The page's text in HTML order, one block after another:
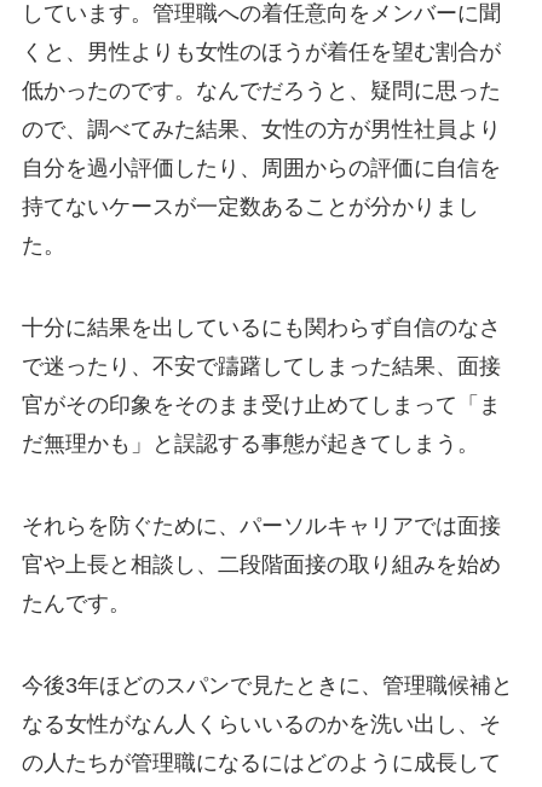
しています。管理職への着任意向をメンバーに聞
くと、男性よりも女性のほうが着任を望む割合が
低かったのです。なんでだろうと、疑問に思った
ので、調べてみた結果、女性の方が男性社員より
自分を過小評価したり、周囲からの評価に自信を
持てないケースが一定数あることが分かりまし
た。
十分に結果を出しているにも関わらず自信のなさ
で迷ったり、不安で躊躇してしまった結果、面接
官がその印象をそのまま受け止めてしまって「ま
だ無理かも」と誤認する事態が起きてしまう。
それらを防ぐために、パーソルキャリアでは面接
官や上長と相談し、二段階面接の取り組みを始め
たんです。
今後3年ほどのスパンで見たときに、管理職候補と
なる女性がなん人くらいいるのかを洗い出し、そ
の人たちが管理職になるにはどのように成長して